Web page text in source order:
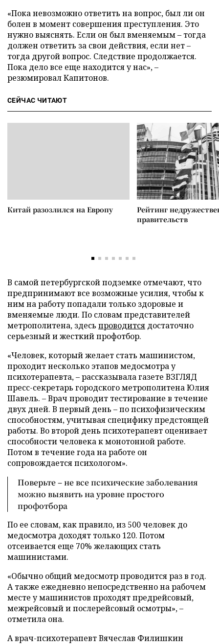
«Пока невозможно ответить на вопрос, был ли он
болен в момент совершения преступления. Это
нужно выяснять. Если он был вменяемым– тогда
должен ответить за свои действия, если нет–
тогда другой вопрос. Следствие продолжается.
Пока дело все еще находится у нас»,–
резюмировал Капитонов.
СЕЙЧАС ЧИТАЮТ
Китай разозлился на Европу
Рейтинг
правительств
В самой петербургской подземке отмечают, что
предпринимают все возможные усилия, чтобы к
ним на работу попадали только здоровые и
вменяемые люди. По словам представителей
метрополитена, здесь проводится достаточно
серьезный и жесткий профотбор.
«Человек, который желает стать машинистом,
проходит несколько этапов медосмотра у
психотерапевта,–рассказывала газете ВЗГЛЯД
пресс-секретарь городского метрополитена Юлия
Шавель. –Врач проводит тестирование в течение
двух дней. В первый день – по психофизическим
способностям, учитывая специфику предстоящей
работы. Во второй день психотерапевт оценивает
способности человека к монотонной работе.
Потом в течение года на работе он
сопровождается психологом».
Поверьте – не все психические заболевания
можно выявить на уровне простого
профотбора
По ее словам, как правило, из 500 человек до
медосмотра доходят только 120. Потом
отсеивается еще 70% желающих стать
машинистами.
«Обычно общий медосмотр проводится раз в год.
А также ежедневно непосредственно на рабочем
месте у машинистов проходят предрейсовый,
межрейсовый и послерейсовый осмотры», –
отметила она.
А врач-психотерапевт Вячеслав Филишкин